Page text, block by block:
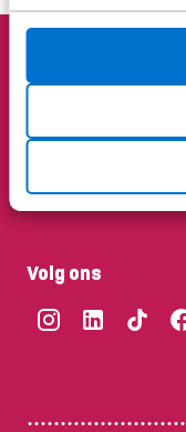
9.1
Bekijk hier de
van
sterren
Volg ons